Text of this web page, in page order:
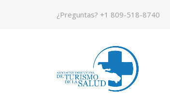
¿Preguntas? +1 809-518-8740